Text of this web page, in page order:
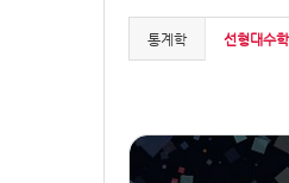
통계학 선형대수